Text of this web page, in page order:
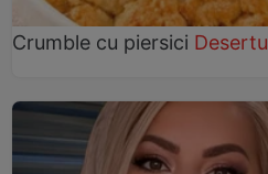
Crumble cu piersici